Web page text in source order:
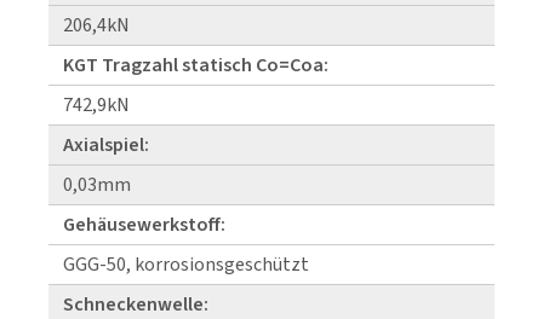
206,4kN
KGT Tragzahl statisch Co=Coa:
742,9kN
Axialspiel:
0,03mm
Gehäusewerkstoff:
GGG-50, korrosionsgeschützt
Schneckenwelle: